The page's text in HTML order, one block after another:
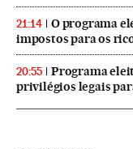
21:14
O programa
impostos para os
20:55
Programa
privilégios legais